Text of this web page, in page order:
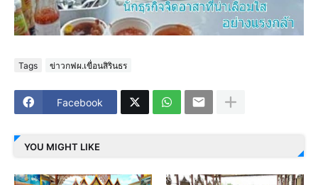
Tags ข่าวกฟผ.เขื่อนสิรินธร
Facebook
YOU MIGHT LIKE